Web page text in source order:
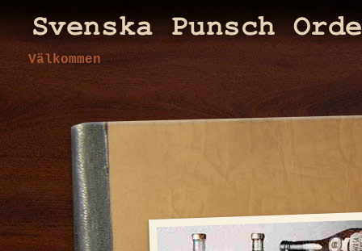
Välkommen